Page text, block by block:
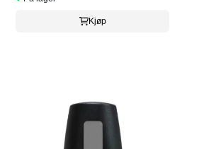
Kjøp